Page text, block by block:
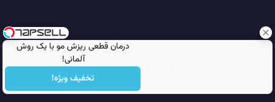
درمان قطعی ریزش مو با یک روش
آلمانی!
تخفیف ویژه!
تمامی حقوق محفوظ است © 2026
مجله نورگرام
انجمن نورگرام